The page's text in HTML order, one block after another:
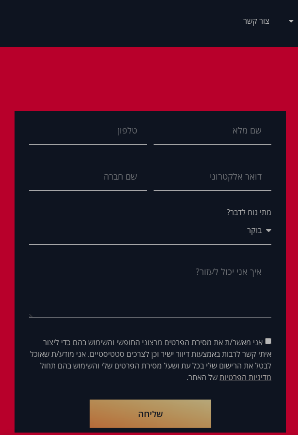
צור קשר
מתי נוח לדבר?
אני מאשר/ת את מסירת הפרטים מרצוני החופשי והשימוש בהם כדי ליצור
איתי קשר לרבות באמצעות דיוור ישיר וכן לצרכים סטטיסטיים. אני מודע/ת שאוכל
לבטל את הרישום שלי בכל עת ושעל מסירת הפרטים שלי והשימוש בהם תחול
מדיניות הפרטיותשל האתר.
שליחה